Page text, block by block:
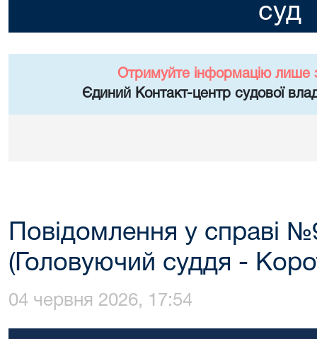
суд
Отримуйте інформацію лише
Єдиний Контакт-центр судової
Повідомлення у справі
(Головуючий суддя -
04 червня 2026, 17:54